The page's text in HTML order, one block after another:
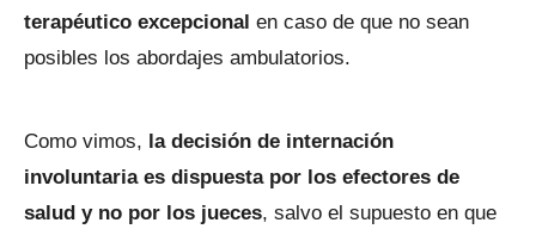
terapéutico excepcional en caso de que no sean
posibles los abordajes ambulatorios.
Como vimos, la decisión de internación
involuntaria es dispuesta por los efectores de
salud y no por los jueces, salvo el supuesto en que